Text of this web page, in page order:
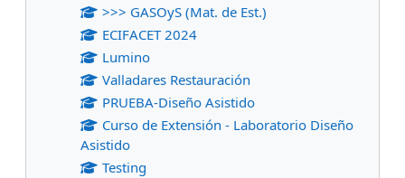
>>> GASOyS (Mat. de Est.)
ECIFACET 2024
Lumino
Valladares Restauración
PRUEBA-Diseño Asistido
Curso de Extensión - Laboratorio Diseño
Asistido
Testing